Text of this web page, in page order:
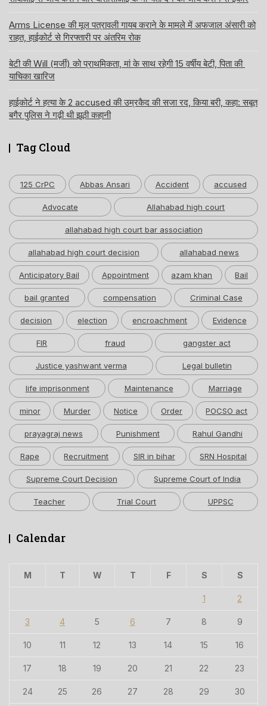
Arms License की मूल पत्रावली गायब कराने के मामले में अफजाल अंसारी को
राहत, हाईकोर्ट से गिरफ्तारी पर अंतरिम रोक
बेटी की Will (मर्जी) को प्राथमिकता, मां के साथ रहेगी 15 वर्षीय बेटी, पिता की
याचिका खारिज
हाईकोर्ट ने हत्या के 2 accused की उम्रकैद की सजा रद, किया बरी, कहा: सबूत
बगैर पुलिस ने गढ़ी थी झूठी कहानी
Tag Cloud
125 CrPC Abbas Ansari Accident accused
Advocate Allahabad high court
allahabad high court bar association
allahabad high court decision allahabad news
Anticipatory Bail Appointment azam khan Bail
bail granted compensation Criminal Case
decision election encroachment Evidence
FIR fraud gangster act
Justice yashwant verma Legal bulletin
life imprisonment Maintenance Marriage
minor Murder Notice Order POCSO act
prayagraj news Punishment Rahul Gandhi
Rape Recruitment SIR in bihar SRN Hospital
Supreme Court Decision Supreme Court of India
Teacher Trial Court UPPSC
Calendar
M T W T F S S
1 2
3 4 5 6 7 8 9
10 11 12 13 14 15 16
17 18 19 20 21 22 23
24 25 26 27 28 29 30